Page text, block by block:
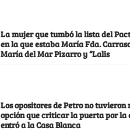
La mujer que tumbó la lista del
en la que estaba María Fda.
María del Mar Pizarro y “Lalis
Los opositores de Petro no tuvieron
opción que criticar la puerta por la
entró a la Casa Blanca